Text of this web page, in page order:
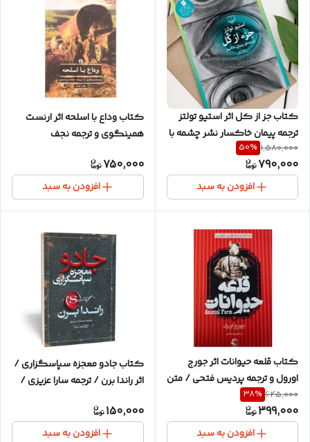
کتاب جز از کل اثر استیو تولتز
ترجمه پیمان خاکسار نشر چشمه با
جلد سخت
1,580,000
50%
790,000
افزودن به سبد
کتاب وداع با اسلحه اثر ارنست
همینگوی و ترجمه نجف
کاغذ سفید
750,000
افزودن به سبد
کتاب قلعه حیوانات اثر جورج
اورول و ترجمه پردیس فتحی / متن
کامل / دو زبانه / نشر راه معاصر
/ جلد سخت
645,000
38%
399,000
افزودن به سبد
کتاب جادو معجزه سپاسگزاری /
اثر راندا برن / ترجمه سارا عزیزی /
150,000
افزودن به سبد